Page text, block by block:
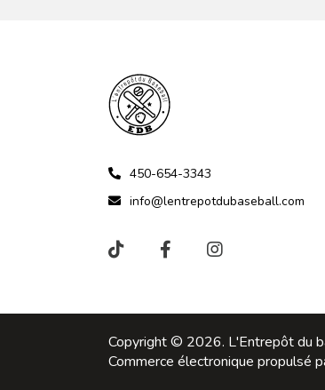
450-654-3343
info@lentrepotdubaseball.com
Copyright © 2026. L'Entrepôt du
Commerce électronique propulsé